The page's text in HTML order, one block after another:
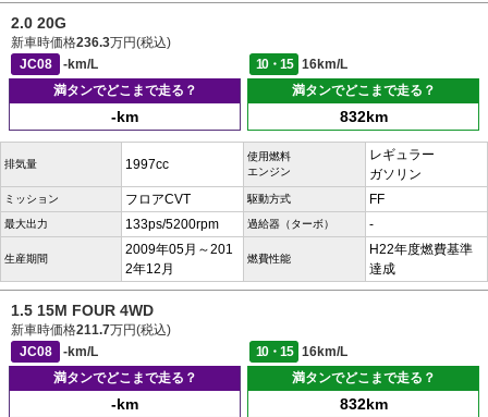
2.0 20G
新車時価格236.3万円(税込)
JC08
-km/L 10・15
16km/L
満タンでどこまで走る？
-km
満タンでどこまで走る？
832km
排気量 1997cc
使用燃料
エンジン
レギュラー
ガソリン
ミッション フロアCVT 駆動方式 FF
最大出力 133ps/5200rpm 過給器（ターボ） -
生産期間
2009年05月～201
2年12月
燃費性能
H22年度燃費基準
達成
1.5 15M FOUR 4WD
新車時価格211.7万円(税込)
JC08
-km/L 10・15
16km/L
満タンでどこまで走る？
-km
満タンでどこまで走る？
832km